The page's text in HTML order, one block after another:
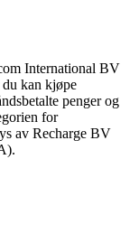
International BV
kan kjøpe
penger og
for
av Recharge BV